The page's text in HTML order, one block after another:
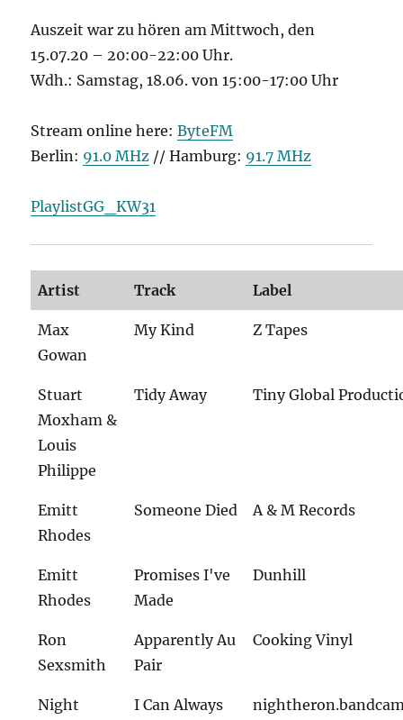
Auszeit war zu hören am Mittwoch, den
15.07.20 – 20:00-22:00 Uhr.
Wdh.: Samstag, 18.06. von 15:00-17:00 Uhr
Stream online here:ByteFM
Berlin: 91.0 MHz // Hamburg: 91.7 MHz
PlaylistGG_KW31
Artist Track Label
Max
Gowan
My Kind Z Tapes
Stuart
Moxham &
Louis
Philippe
Tidy Away Tiny Global
Emitt
Rhodes
Someone Died A & M Records
Emitt
Rhodes
Promises I've
Made
Dunhill
Ron
Sexsmith
Apparently Au
Pair
Cooking Vinyl
Night
I Can Always